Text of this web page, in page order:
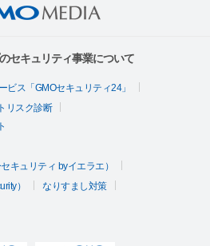
セキュリティ事業について
ス「GMOセキュリティ24」
リスク診断
キュリティ byイエラエ）
）
なりすまし対策